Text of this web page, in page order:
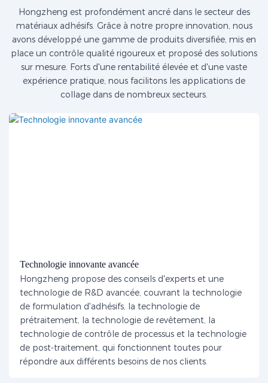
Hongzheng est profondément ancré dans le secteur des
matériaux adhésifs. Grâce à notre propre innovation, nous
avons développé une gamme de produits diversifiée, mis en
place un contrôle qualité rigoureux et proposé des solutions
sur mesure. Forts d'une rentabilité élevée et d'une vaste
expérience pratique, nous facilitons les applications de
collage dans de nombreux secteurs.
Technologie innovante avancée
Hongzheng propose des conseils d'experts et une
technologie de R&D avancée, couvrant la technologie
de formulation d'adhésifs, la technologie de
prétraitement, la technologie de revêtement, la
technologie de contrôle de processus et la technologie
de post-traitement, qui fonctionnent toutes pour
répondre aux différents besoins de nos clients.